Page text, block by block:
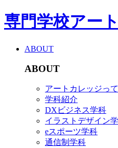
専門学校アー
ABOUT
ABOUT
アートカレッジっ
学科紹介
DXビジネス学科
イラストデザイン
eスポーツ学科
通信制学科